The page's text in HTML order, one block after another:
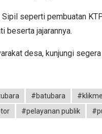
seperti pembuatan
beserta jajarannya.
desa, kunjungi
#batubara
#pelayanan publik